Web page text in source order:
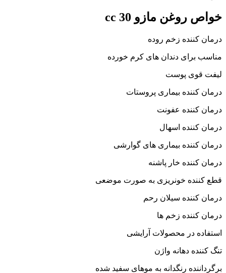
خواص روغن مازو cc 30
درمان کننده زخم روده
مناسب برای دندان های کرم خورده
لیفت قوی پوست
درمان کننده بیماری پروستات
درمان کننده عفونت
درمان کننده اسهال
درمان کننده بیماری های گوارشی
درمان کننده خار پاشنه
قطع کننده خونریزی به صورت موضعی
درمان کننده سیلان رحم
درمان کننده زخم ها
استفاده در محصولات آرایشی
تنگ کننده دهانه واژن
برگرداننده رنگدانه به موهای سفید شده